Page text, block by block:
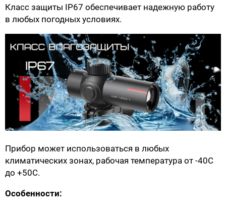
Класс защиты IP67 обеспечивает надежную работу
в любых погодныхусловиях.
Прибор может использоваться в любых
климатических зонах, рабочая температура от -40С
до +50С.
Особенности: